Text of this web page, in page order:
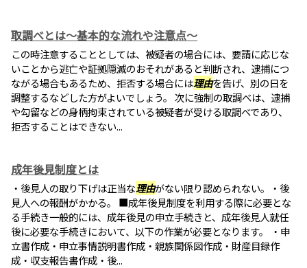
取調べとは～基本的な流れや注意点～
この時注意することとしては、被疑者の場合には、要請に応じな
いことから逃亡や証拠隠滅のおそれがあると判断され、逮捕につ
ながる場合もあるため、拒否する場合には理由を告げ、別の日を
調整するなどした方がよいでしょう。 次に強制の取調べは、逮捕
や勾留などの身柄拘束されている被疑者が受ける取調べであり、
拒否することはできない...
成年後見制度とは
・後見人の取り下げは正当な理由がない限り認められない。・後
見人への報酬がかかる。 ■成年後見制度を利用する際に必要とな
る手続き一般的には、成年後見の申立手続きと、成年後見人就任
後に必要な手続きにおいて、以下の作業が必要となります。 ・申
立書作成・申立事情説明書作成・親族関係図作成・財産目録作
成・収支報告書作成・後...